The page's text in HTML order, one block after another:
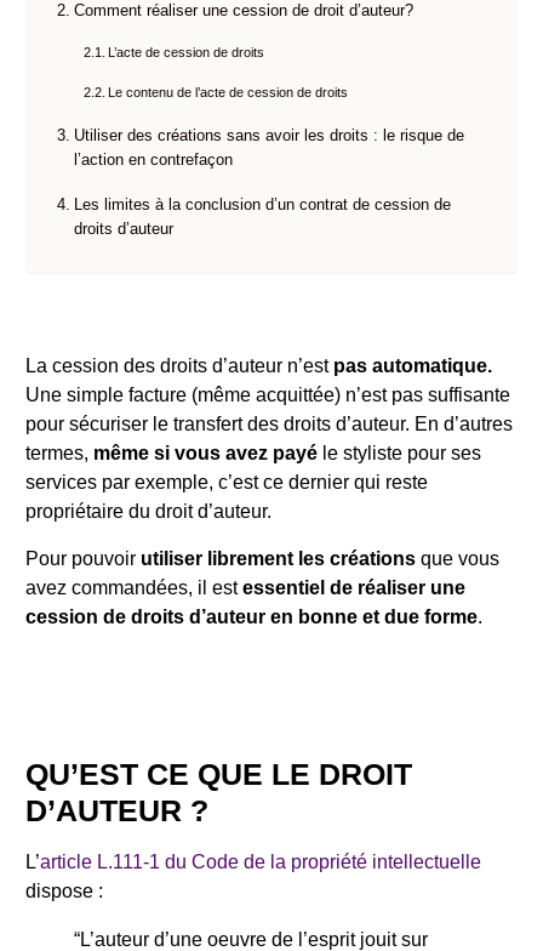
Comment réaliser une cession de droit d’auteur?
L’acte de cession de droits
Le contenu de l’acte de cession de droits
Utiliser des créations sans avoir les droits : le risque de
l’action en contrefaçon
Les limites à la conclusion d’un contrat de cession de
droits d’auteur
La cession des droits d’auteur n’est pas automatique.
Une simple facture (même acquittée) n’est pas suffisante
pour sécuriser le transfert des droits d’auteur. En d’autres
termes, même si vous avez payé le styliste pour ses
services par exemple, c’est ce dernier qui reste
propriétaire du droit d’auteur.
Pour pouvoir utiliser librement les créations que vous
avez commandées, il estessentiel de réaliser une
cession de droits d’auteur en bonne et due forme.
QU’EST CE QUE LE DROIT
D’AUTEUR ?
L’article L.111-1 du Code de la propriété intellectuelle
dispose :
“L’auteur d’une oeuvre de l’esprit jouit sur